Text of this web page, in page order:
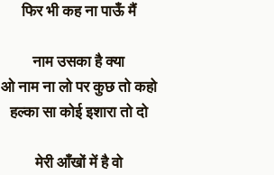
फिर भी कह ना पाऊँ मैं
नाम उसका है क्या
ओ नाम ना लो पर कुछ तो कहो
हल्का सा कोई इशारा तो दो
मेरी आँखों में है वो